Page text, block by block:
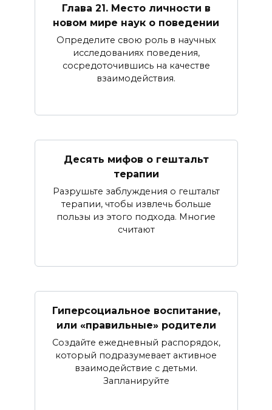
Глава 21. Место личности в
новом мире наук о поведении
Определите свою роль в научных
исследованиях поведения,
сосредоточившись на качестве
взаимодействия.
Десять мифов о гештальт
терапии
Разрушьте заблуждения о гештальт
терапии, чтобы извлечь больше
пользы из этого подхода. Многие
считают
Гиперсоциальное воспитание,
или «правильные» родители
Создайте ежедневный распорядок,
который подразумевает активное
взаимодействие с детьми.
Запланируйте